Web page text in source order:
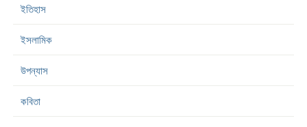
ইতিহাস
ইসলামিক
উপন্যাস
কবিতা